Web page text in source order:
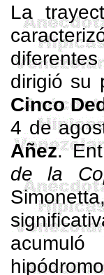
La
dirigió su
Cinco
4 de
Añez.
de la
Simonetta